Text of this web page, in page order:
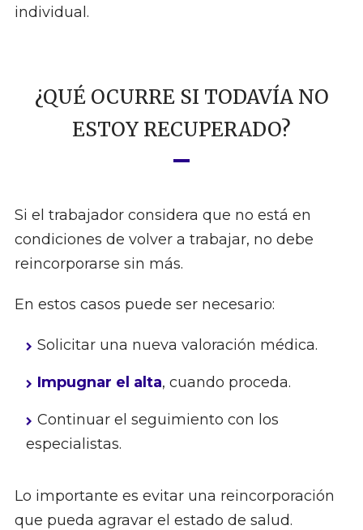
individual.
¿QUÉ OCURRE SI TODAVÍA NO
ESTOY RECUPERADO?
Si el trabajador considera que no está en
condiciones de volver a trabajar, no debe
reincorporarse sin más.
En estos casos puede ser necesario:
Solicitar una nueva valoración médica.
Impugnar el alta, cuando proceda.
Continuar el seguimiento con los
especialistas.
Lo importante es evitar una reincorporación
que pueda agravar el estado de salud.